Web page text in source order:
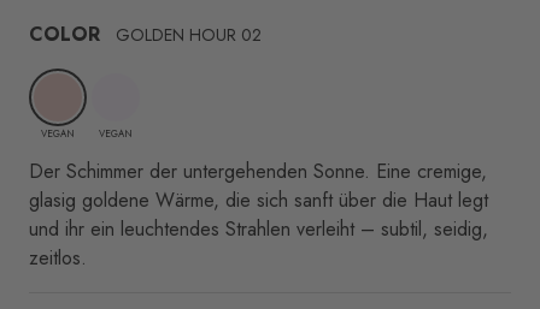
COLOR GOLDEN HOUR 02
VEGAN VEGAN
Der Schimmer der untergehenden Sonne. Eine cremige,
glasig goldene Wärme, die sich sanft über die Haut legt
und ihr ein leuchtendes Strahlen verleiht – subtil, seidig,
zeitlos.